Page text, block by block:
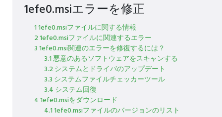
1efe0.msiエラーを修正
1 1efe0.msiファイルに関する情報
2 1efe0.msiファイルに関連するエラー
3 1efe0.msi関連のエラーを修復するには？
3.1 悪意のあるソフトウェアをスキャンする
3.2 システムとドライバのアップデート
3.3 システムファイルチェッカーツール
3.4 システム回復
4 1efe0.msiをダウンロード
4.1 1efe0.msiファイルのバージョンのリスト